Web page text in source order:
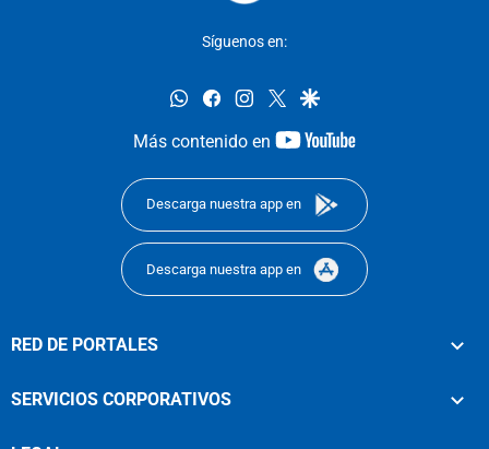
Síguenos en:
whatsappfacebookinstagram
twittergoogle
Más contenido en
youtube-
Descarga nuestra app en
Descarga nuestra app en
RED DE PORTALES
SERVICIOS CORPORATIVOS